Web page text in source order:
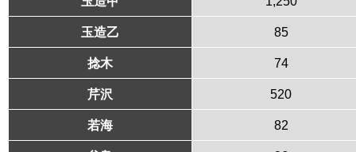
玉造乙 85
捻木 74
芹沢 520
若海 82